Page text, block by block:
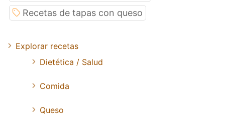
Recetas de tapas con queso
Explorar recetas
Dietética / Salud
Comida
Queso